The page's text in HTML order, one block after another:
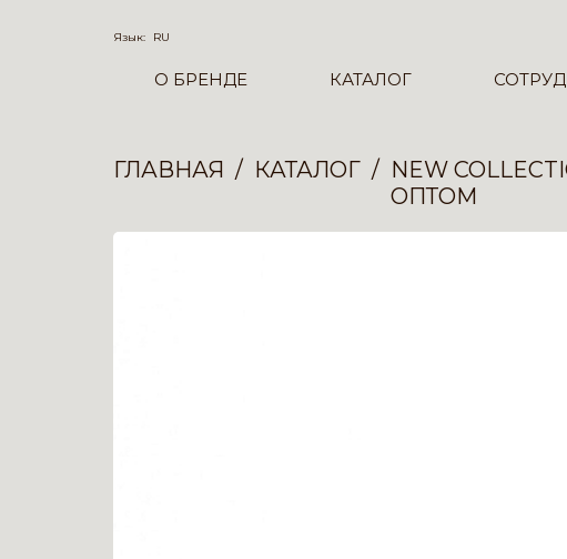
Язык: RU
О БРЕНДЕ КАТАЛОГ
ГЛАВНАЯ КАТАЛОГ
NEW
ОПТОМ